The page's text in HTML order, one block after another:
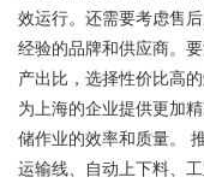
效运行。还需要考虑售
经验的品牌和供应商。
产出比，选择性价比高
为上海的企业提供更加
储作业的效率和质量。
运输线、自动上下料、